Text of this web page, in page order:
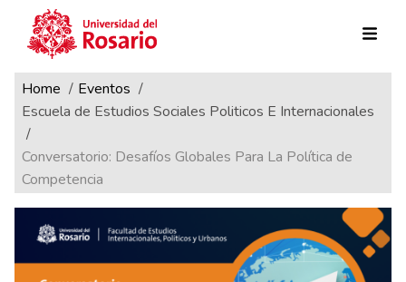
Pasar al contenido principal
Ruta de navegación
Home
Eventos
Escuela de Estudios Sociales Politicos E Internacionales
Conversatorio: Desafíos Globales Para La Política de
Competencia